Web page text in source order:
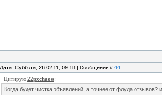
Дата: Суббота, 26.02.11, 09:18 | Сообщение # 44
Цитирую 22pxchaoss:
Когда будет чистка объявлений, а точнее от флуда